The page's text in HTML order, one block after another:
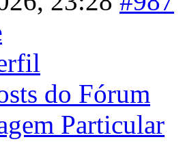
do Fórum
Particular